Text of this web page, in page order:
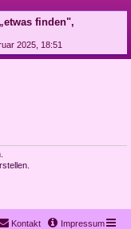
finden",
2025, 18:51
Impressum
Kontakt